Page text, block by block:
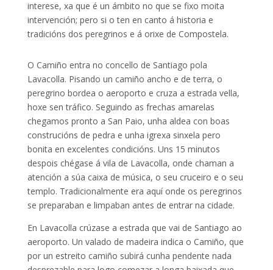
interese, xa que é un ámbito no que se fixo moita
intervención; pero si o ten en canto á historia e
tradicións dos peregrinos e á orixe de Compostela.
O Camiño entra no concello de Santiago pola
Lavacolla. Pisando un camiño ancho e de terra, o
peregrino bordea o aeroporto e cruza a estrada vella,
hoxe sen tráfico. Seguindo as frechas amarelas
chegamos pronto a San Paio, unha aldea con boas
construcións de pedra e unha igrexa sinxela pero
bonita en excelentes condicións. Uns 15 minutos
despois chégase á vila de Lavacolla, onde chaman a
atención a súa caixa de música, o seu cruceiro e o seu
templo. Tradicionalmente era aquí onde os peregrinos
se preparaban e limpaban antes de entrar na cidade.
En Lavacolla crúzase a estrada que vai de Santiago ao
aeroporto. Un valado de madeira indica o Camiño, que
por un estreito camiño subirá cunha pendente nada